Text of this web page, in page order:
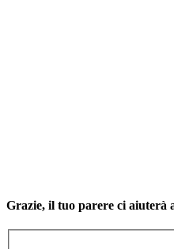
Grazie, il tuo parere ci aiuterà